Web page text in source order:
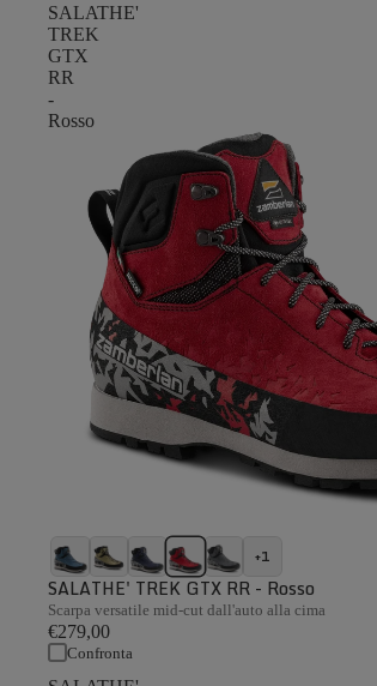
SALATHE'
TREK
GTX
RR
-
Rosso
+1
SALATHE' TREK GTX RR - Rosso
Scarpa versatile mid-cut dall'auto alla cima
€279,00
Confronta